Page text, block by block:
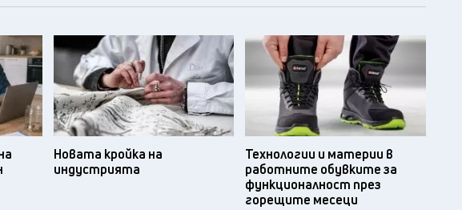
Новата кройка на
индустрията
Технологии и материи в
работните обувките за
функционалност през
горещите месеци